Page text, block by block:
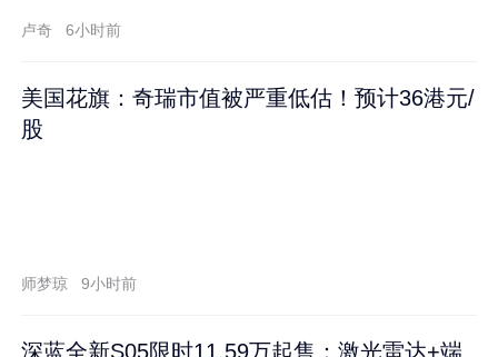
卢奇 6小时前
美国花旗：奇瑞市值被严重低估！预计36港元/
股
师梦琼 9小时前
深蓝全新S05限时11.59万起售：激光雷达+端